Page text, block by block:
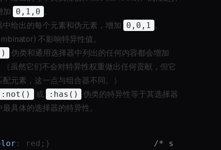
加
0,1,0 。
中给出的每个元素和伪元素，增加
0,0,1 。
不影响特异性值。
伪类和通用选择器中列出的任何内容都会增加
（虽然它们不会对特异性权重做出任何贡献，但它
元素，这一点与组合器不同。）
:not()
或 :has()
伪类的特异性等于其选择器
具体的选择器的特异性。
: red;} /* s